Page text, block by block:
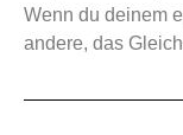
Wenn du deinem
andere, das